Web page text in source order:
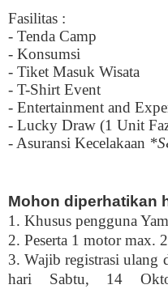
Fasilitas :
- Tenda Camp
- Konsumsi
- Tiket Masuk Wisata
- T-Shirt Event
- Entertainment and
- Lucky Draw (1 Unit
- Asuransi Kecelakaan
Mohon diperhatikan
1. Khusus pengguna
2. Peserta 1 motor max.
3. Wajib registrasi ulang
hari Sabtu, 14